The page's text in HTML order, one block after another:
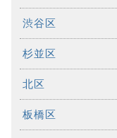
渋谷区
杉並区
北区
板橋区